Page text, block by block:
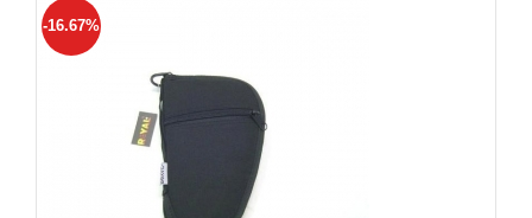
-16.67%